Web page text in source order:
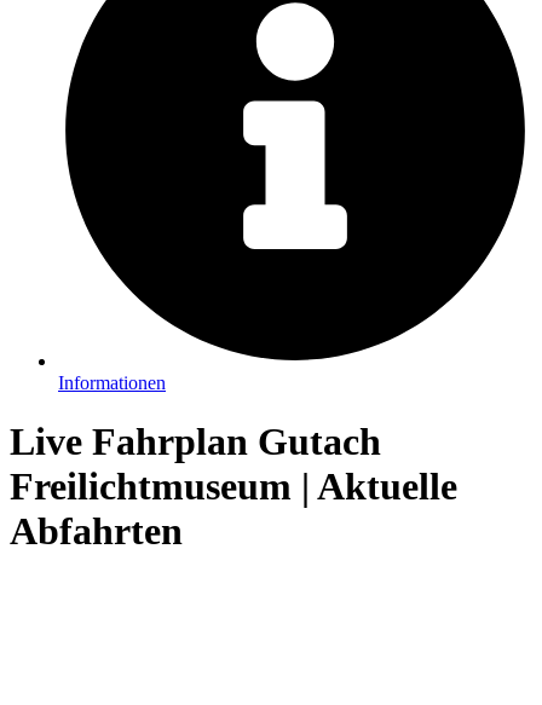
Informationen
Live Fahrplan Gutach
Freilichtmuseum | Aktuelle
Abfahrten